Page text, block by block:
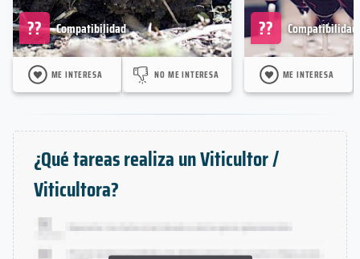
Compatibilidad
??
ME INTERESA NO ME INTERESA
Compatibilidad
??
ME INTERESA
¿Qué tareas realiza un Viticultor /
Viticultora?